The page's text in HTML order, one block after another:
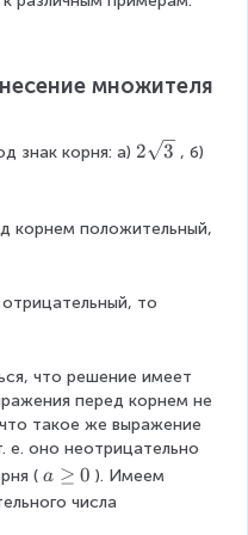
множителя
знак корня: а) 2
q
{
2 3 , б)
корнем положительный,
то
что решение имеет
перед корнем не
такое же выражение
е. оно неотрицательно
( a
\
a ≥ 0 ). Имеем
числа